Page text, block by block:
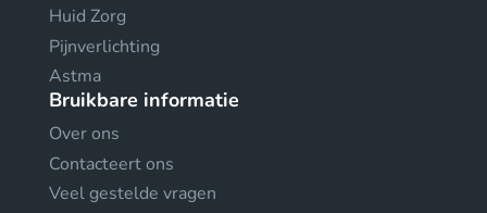
Huid Zorg
Pijnverlichting
Astma
Bruikbare informatie
Over ons
Contacteert ons
Veel gestelde vragen